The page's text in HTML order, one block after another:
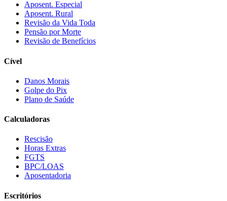
Aposent. Especial
Aposent. Rural
Revisão da Vida Toda
Pensão por Morte
Revisão de Benefícios
Cível
Danos Morais
Golpe do Pix
Plano de Saúde
Calculadoras
Rescisão
Horas Extras
FGTS
BPC/LOAS
Aposentadoria
Escritórios